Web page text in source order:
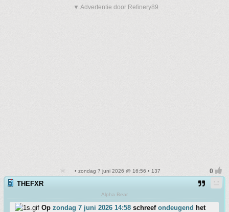
▼ Advertentie door Refinery89
• zondag 7 juni 2026 @ 16:56 • 137
THEFXR
Alpha Bear
Op zondag 7 juni 2026 14:58 schreef ondeugend het